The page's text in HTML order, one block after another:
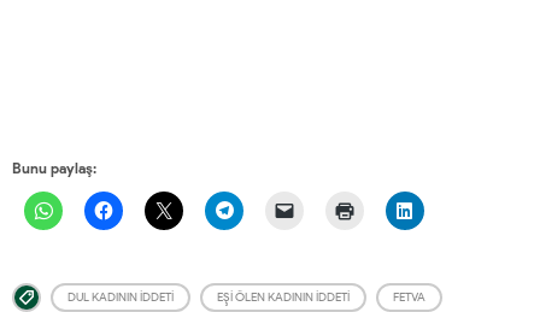
Bunu paylaş:
DUL KADININ IDDETI EŞI ÖLEN KADININ IDDETI FETVA